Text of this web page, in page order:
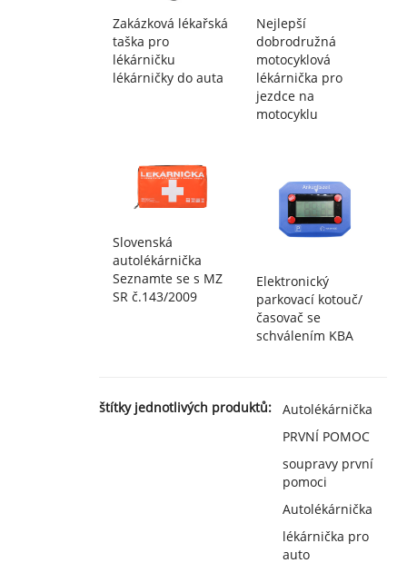
Zakázková lékařská
taška pro
lékárničku
lékárničky do auta
Nejlepší
dobrodružná
motocyklová
lékárnička pro
jezdce na
motocyklu
Slovenská
autolékárnička
Seznamte se s MZ
SR č.143/2009
Elektronický
parkovací kotouč/
časovač se
schválením KBA
štítky jednotlivých produktů:
Autolékárnička
PRVNÍ POMOC
soupravy první
pomoci
Autolékárnička
lékárnička pro
auto